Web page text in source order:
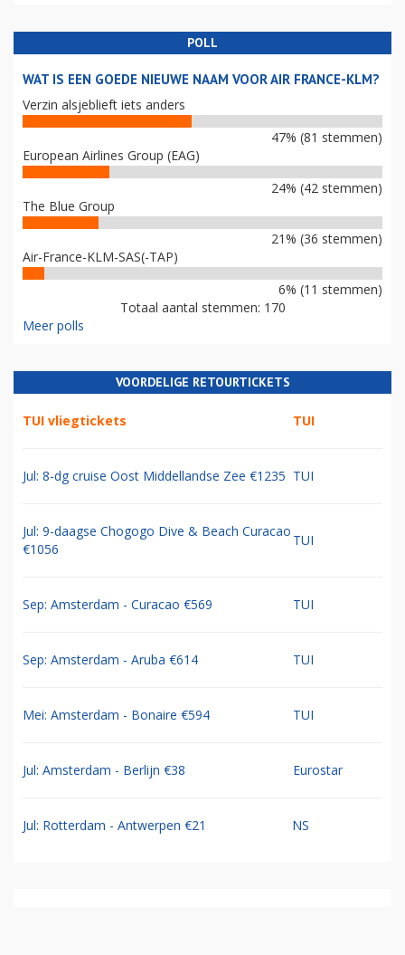
POLL
WAT IS EEN GOEDE NIEUWE NAAM VOOR AIR FRANCE-KLM?
Verzin alsjeblieft iets anders
47% (81 stemmen)
European Airlines Group (EAG)
24% (42 stemmen)
The Blue Group
21% (36 stemmen)
Air-France-KLM-SAS(-TAP)
6% (11 stemmen)
Totaal aantal stemmen: 170
Meer polls
VOORDELIGE RETOURTICKETS
TUI vliegtickets TUI
Jul: 8-dg cruise Oost Middellandse Zee €1235 TUI
Jul: 9-daagse Chogogo Dive & Beach Curacao
€1056
TUI
Sep: Amsterdam - Curacao €569 TUI
Sep: Amsterdam - Aruba €614 TUI
Mei: Amsterdam - Bonaire €594 TUI
Jul: Amsterdam - Berlijn €38 Eurostar
Jul: Rotterdam - Antwerpen €21 NS